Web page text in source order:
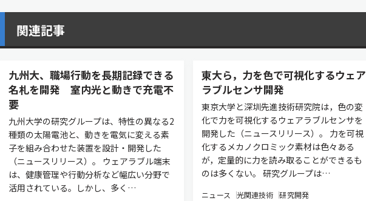
関連記事
九州大、職場行動を長期記録できる
名札を開発 室内光と動きで充電不
要
九州大学の研究グループは、特性の異なる2
種類の太陽電池と、動きを電気に変える素
子を組み合わせた装置を設計・開発した
（ニュースリリース）。 ウェアラブル端末
は、健康管理や行動分析など幅広い分野で
活用されている。しかし、多く…
東大ら，力を色で可視化するウェア
ラブルセンサ開発
東京大学と深圳先進技術研究院は，色の変
化で力を可視化するウェアラブルセンサを
開発した（ニュースリリース）。 力を可視
化するメカノクロミック素材は色々ある
が，定量的に力を読み取ることができるも
のは多くない。 研究グループは…
ニュース 光関連技術 研究開発